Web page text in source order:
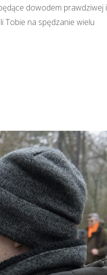
dowodem prawdziwej i
Tobie na spędzanie wielu